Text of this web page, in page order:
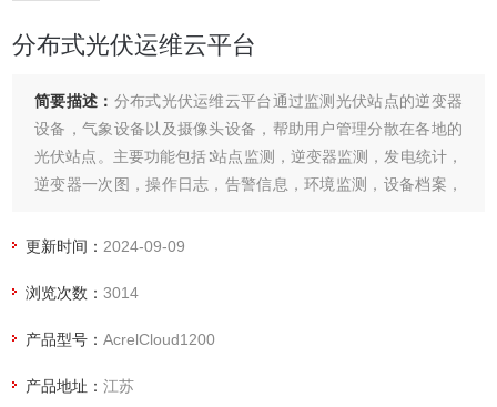
分布式光伏运维云平台
简要描述： 分布式光伏运维云平台通过监测光伏站点的逆变器
设备，气象设备以及摄像头设备，帮助用户管理分散在各地的
光伏站点。主要功能包括∶站点监测，逆变器监测，发电统计，
逆变器一次图，操作日志，告警信息，环境监测，设备档案，
台，及时掌握光伏发电效率和发电收益。
更新时间： 2024-09-09
浏览次数：3014
产品型号：AcrelCloud1200
产品地址：江苏